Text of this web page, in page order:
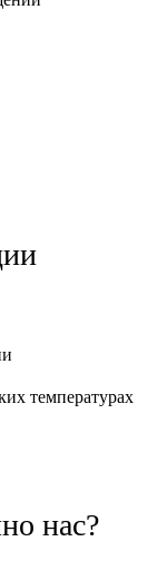
температурах
нас?